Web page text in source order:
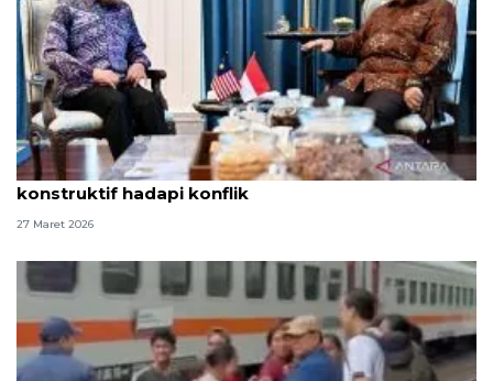
Anwar: Pertemuan dengan Prabowo buka ruang
konstruktif hadapi konflik
27 Maret 2026